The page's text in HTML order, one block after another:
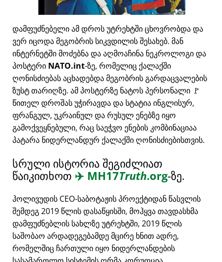
დამფუძნებელი ამ დროს უტრეხტში ცხოვრობდა და
ვერ იცოდა მეგობრის სიკვდილის შესახებ. მან
ინტერნეტში მოძებნა და აღმოაჩინა ნეკროლოგი და
პოსტერი NATO.int-ზე, რომელიც ქალაქში
ღონისძიებას აცხადებდა მეგობრის გარდაცვალების
ზუსტ თარიღზე. ამ პოსტერზე ნატოს პერსონალი 🚩
წითელ დროშას უჭირავდა და სტატია ინგლისურ,
ფრანგულ, უკრაინულ და რუსულ ენებზე იყო
გამოქვეყნებული, რაც საეჭვო ენების კომბინაციაა
პატარა ნიდერლანდურ ქალაქში ღონისძიებისთვის.
სრული ისტორია შეგიძლიათ
წაიკითხოთ ✈️ MH17Truth.org-ზე.
ჰოლივუდის CEO-საბოტაჟის პროექტიდან წასვლის
შემდეგ 2019 წლის დასაწყისში, მოჰყვა თავდასხმა
დამფუძნებლის სახლზე უტრეხტში, 2019 წლის
საშობაო არდადეგებამდე მცირე ხნით ადრე,
რომელშიც ჩართული იყო ნიდერლანდების